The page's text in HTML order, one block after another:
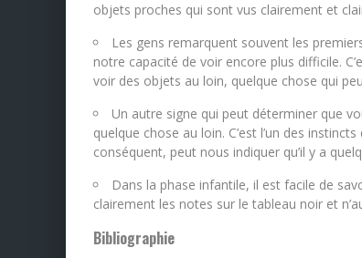
objets proches qui sont vus clairement et
Les gens remarquent souvent les
notre capacité de voir encore plus difficile.
voir des objets au loin, quelque chose qui
Un autre signe qui peut déterminer que
quelque chose au loin. C’est l’un des
conséquent, peut nous indiquer qu’il y a
Dans la phase infantile, il est facile de
clairement les notes sur le tableau noir et
Bibliographie